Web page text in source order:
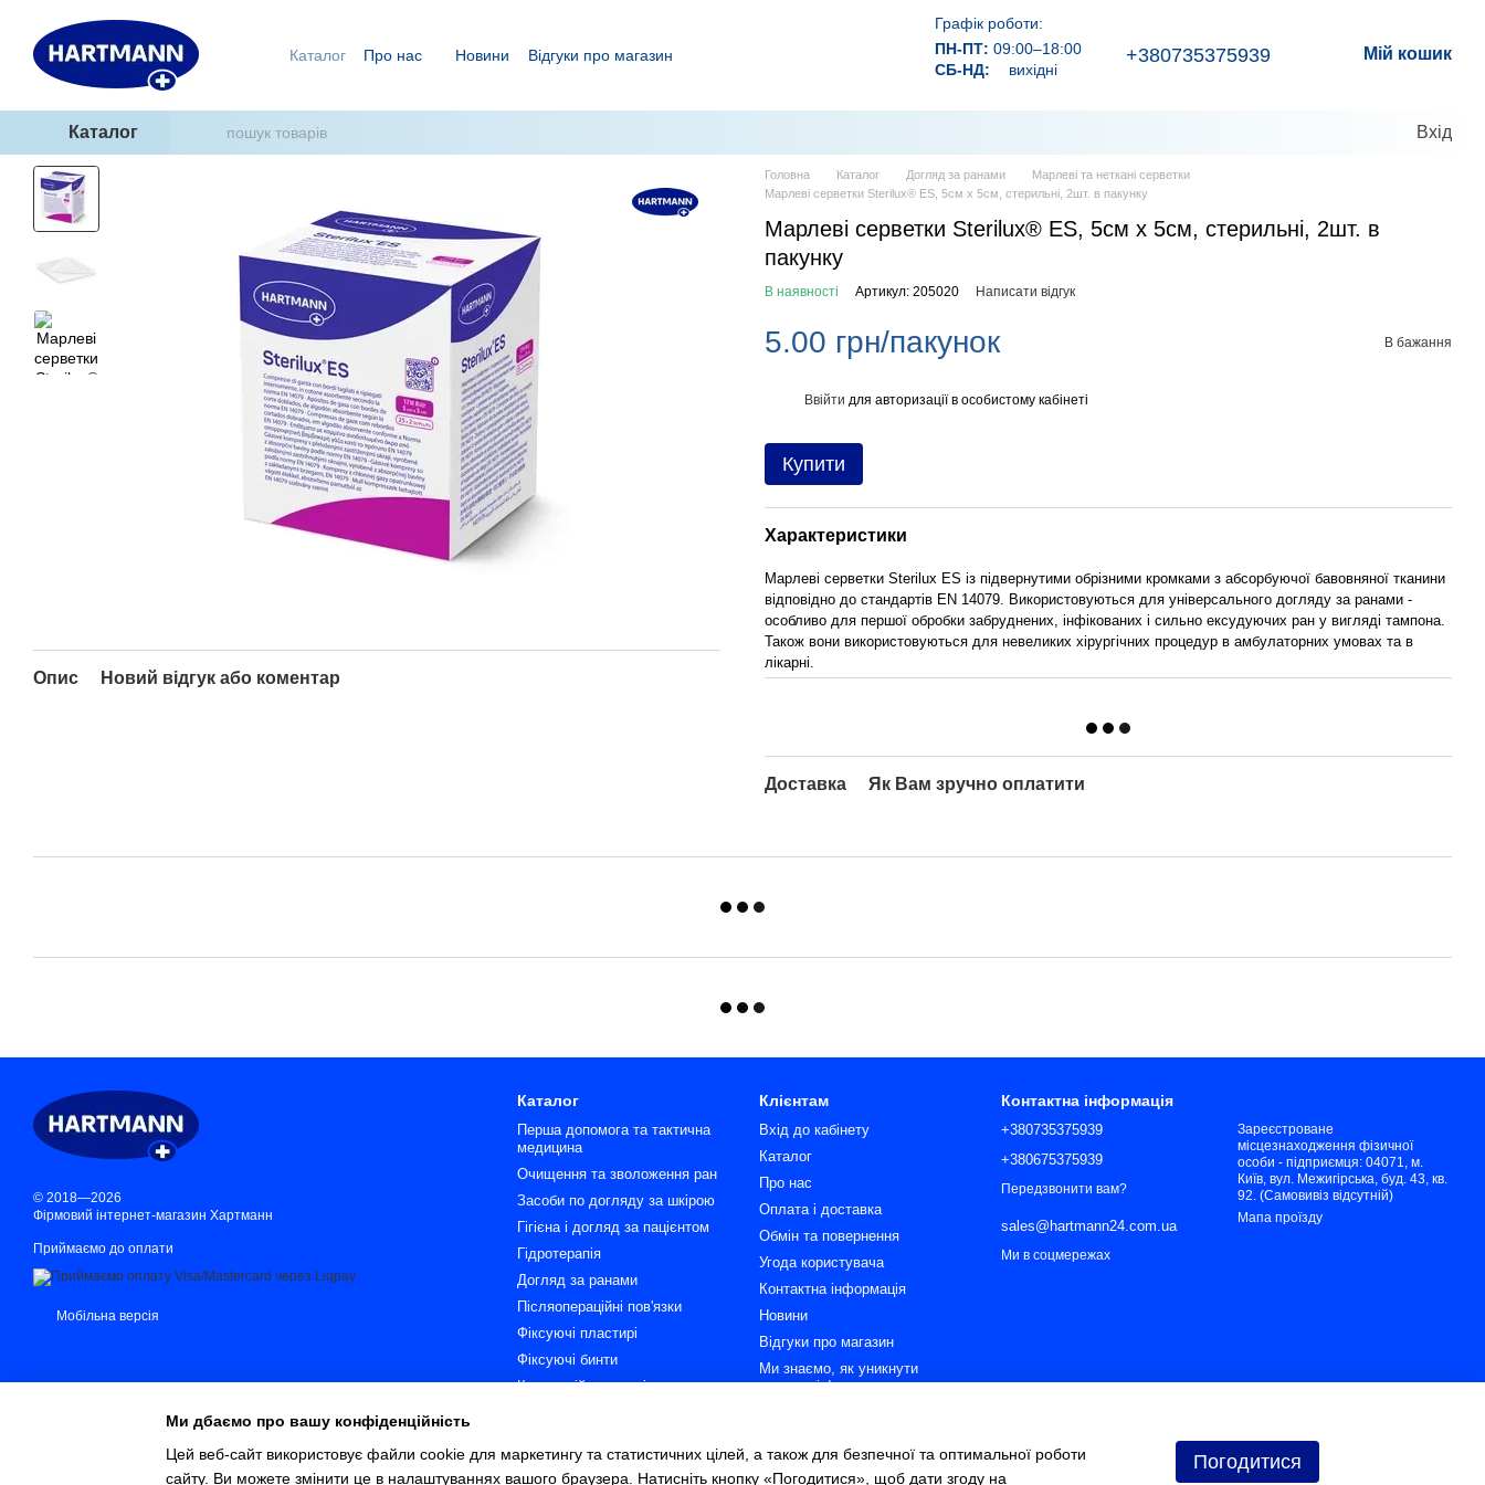
Перейти до основного контенту
Каталог Про нас Новини
Відгуки про магазин
Графік роботи:
ПН-ПТ: 09:00–18:00
СБ-НД:
вихідні
+380735375939 Мій кошик
Каталог Вхід
Опис Новий відгук або коментар
Головна Каталог Догляд за ранами
Марлеві та неткані серветки
Марлеві серветки Sterilux® ES, 5см х 5см, стерильні, 2шт. в пакунку
Марлеві серветки Sterilux® ES, 5см х 5см, стерильні, 2шт. в
пакунку
В наявності Артикул: 205020 Написати відгук
5.00 грн/пакунок В бажання
Ввійти для авторизації в особистому кабінеті
Купити
Характеристики
Марлеві серветки Sterilux ES із підвернутими обрізними кромками з абсорбуючої бавовняної тканини
відповідно до стандартів EN 14079. Використовуються для універсального догляду за ранами -
особливо для першої обробки забруднених, інфікованих і сильно ексудуючих ран у вигляді тампона.
Також вони використовуються для невеликих хірургічних процедур в амбулаторних умовах та в
лікарні.
Доставка Як Вам зручно оплатити
© 2018—2026
Фірмовий інтернет-магазин Хартманн
Приймаємо до оплати
Мобільна версія
Каталог
Перша допомога та тактична
медицина
Очищення та зволоження ран
Засоби по догляду за шкірою
Гігієна і догляд за пацієнтом
Гідротерапія
Догляд за ранами
Післяопераційні пов'язки
Фіксуючі пластирі
Фіксуючі бинти
Компресійна терапія та
Діагностика
Клієнтам
Вхід до кабінету
Каталог
Про нас
Оплата і доставка
Обмін та повернення
Угода користувача
Контактна інформація
Новини
Відгуки про магазин
Ми знаємо, як уникнути
пролежнів!
Всі категорії товарів
Контактна інформація
+380735375939
+380675375939
Передзвонити вам?
sales@hartmann24.com.ua
Зареєстроване
місцезнаходження фізичної
особи - підприємця: 04071, м.
Київ, вул. Межигірська, буд. 43, кв.
92. (Самовивіз відсутній)
Мапа проїзду
Ми в соцмережах
Ми дбаємо про вашу конфіденційність
Цей веб-сайт використовує файли cookie для маркетингу та статистичних цілей, а також для безпечної та оптимальної роботи
сайту. Ви можете змінити це в налаштуваннях вашого браузера. Натисніть кнопку «Погодитися», щоб дати згоду на
Погодитися